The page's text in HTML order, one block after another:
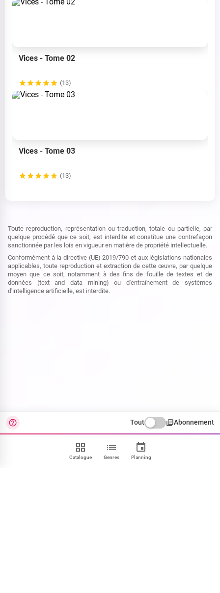
Vices - Tome 02
(13)
Vices - Tome 03
(13)
Toute reproduction, représentation ou traduction, totale ou partielle, par
quelque procédé que ce soit, est interdite et constitue une contrefaçon
sanctionnée par les lois en vigueur en matière de propriété intellectuelle.
Conformément à la directive (UE) 2019/790 et aux législations nationales
applicables, toute reproduction et extraction de cette œuvre, par quelque
moyen que ce soit, notamment à des fins de fouille de textes et de
données (text and data mining) ou d'entraînement de systèmes
d'intelligence artificielle, est interdite.
Catalogue Genres Planning
Tout Abonnement